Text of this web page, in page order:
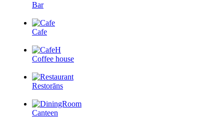
Bar
Cafe
Coffee house
Restorāns
Canteen